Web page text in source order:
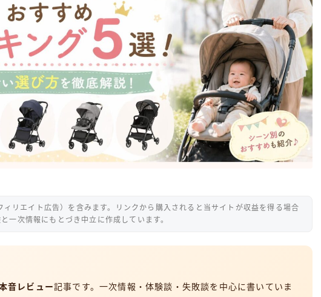
リエイト広告）を含みます。リンクから購入されると当サイトが収益を得る場合
一次情報にもとづき中立に作成しています。
音レビュー記事です。一次情報・体験談・失敗談を中心に書いていま